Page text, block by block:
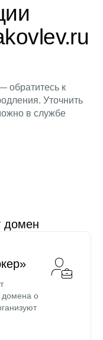
обратитесь к
Уточнить
в службе
домен
домена о